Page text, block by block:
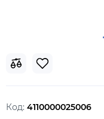
Код: 4110000025006